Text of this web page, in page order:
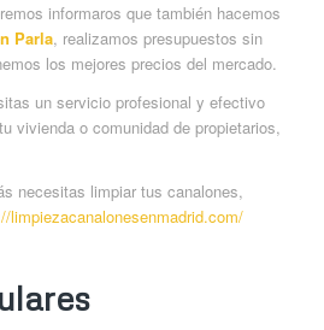
informaros que también hacemos
Parla, realizamos presupuestos sin
los mejores precios del mercado.
un servicio profesional y efectivo
vivienda o comunidad de propietarios,
necesitas limpiar tus canalones,
limpiezacanalonesenmadrid.com/